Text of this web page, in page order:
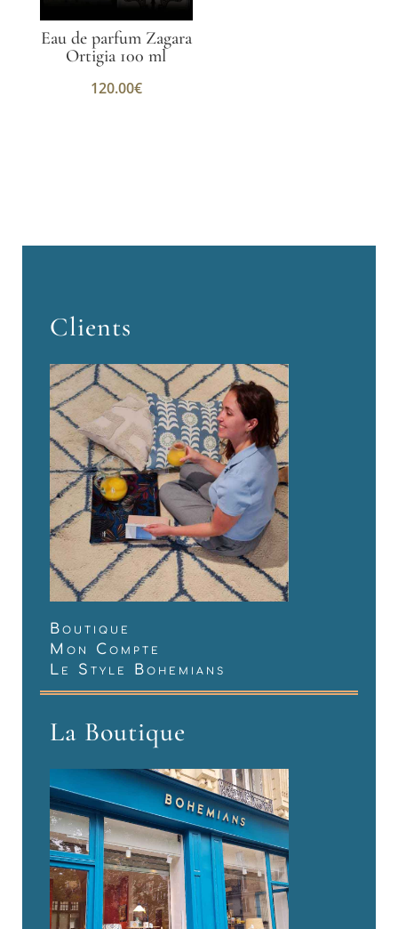
Eau de parfum Zagara
Ortigia 100 ml
120.00€
Clients
Boutique
Mon Compte
Le Style Bohemians
La Boutique